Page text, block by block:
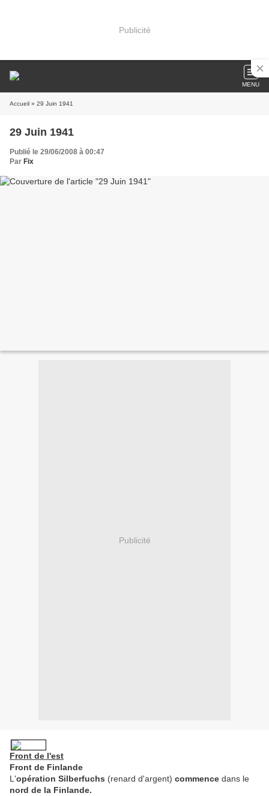
Publicité
MENU
Accueil » 29 Juin 1941
29 Juin 1941
Publié le 29/06/2008 à 00:47
Par Fix
Publicité
Front de l'est
Front de Finlande
L'opération Silberfuchs (renard d'argent) commence dans le
nord de la Finlande.